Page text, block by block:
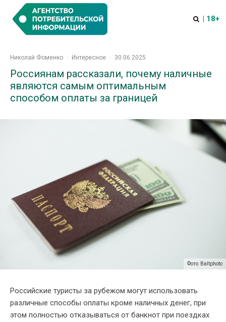
| 18+
Николай Фоменко · Интересное · 30.06.2025
Россиянам рассказали, почему наличные
являются самым оптимальным
способом оплаты за границей
Фото: Baltphoto
Российские туристы за рубежом могут использовать
различные способы оплаты кроме наличных денег, при
этом полностью отказываться от банкнот при поездках